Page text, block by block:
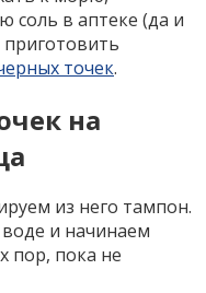
соль в аптеке (да и
точек.
на
из него тампон.
и начинаем
пор, пока не